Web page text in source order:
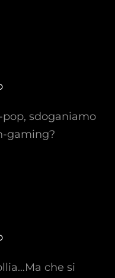
sdoganiamo
gaming?
che si